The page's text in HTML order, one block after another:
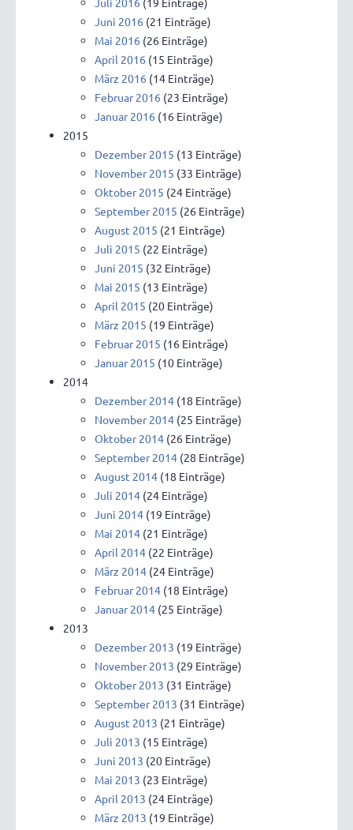
Juni 2016 (21 Einträge)
Mai 2016 (26 Einträge)
April 2016 (15 Einträge)
März 2016 (14 Einträge)
Februar 2016 (23 Einträge)
Januar 2016 (16 Einträge)
2015
Dezember 2015 (13 Einträge)
November 2015 (33 Einträge)
Oktober 2015 (24 Einträge)
September 2015 (26 Einträge)
August 2015 (21 Einträge)
Juli 2015 (22 Einträge)
Juni 2015 (32 Einträge)
Mai 2015 (13 Einträge)
April 2015 (20 Einträge)
März 2015 (19 Einträge)
Februar 2015 (16 Einträge)
Januar 2015 (10 Einträge)
2014
Dezember 2014 (18 Einträge)
November 2014 (25 Einträge)
Oktober 2014 (26 Einträge)
September 2014 (28 Einträge)
August 2014 (18 Einträge)
Juli 2014 (24 Einträge)
Juni 2014 (19 Einträge)
Mai 2014 (21 Einträge)
April 2014 (22 Einträge)
März 2014 (24 Einträge)
Februar 2014 (18 Einträge)
Januar 2014 (25 Einträge)
2013
Dezember 2013 (19 Einträge)
November 2013 (29 Einträge)
Oktober 2013 (31 Einträge)
September 2013 (31 Einträge)
August 2013 (21 Einträge)
Juli 2013 (15 Einträge)
Juni 2013 (20 Einträge)
Mai 2013 (23 Einträge)
April 2013 (24 Einträge)
März 2013 (19 Einträge)